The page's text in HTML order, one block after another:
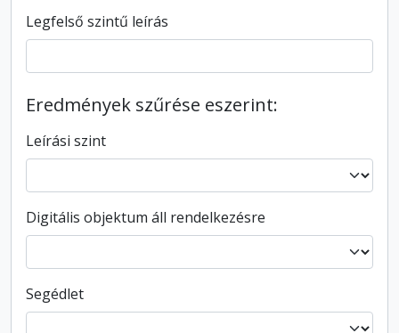
Legfelső szintű leírás
Eredmények szűrése eszerint:
Leírási szint
Digitális objektum áll rendelkezésre
Segédlet